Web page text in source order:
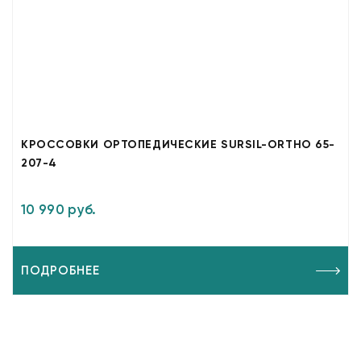
КРОССОВКИ ОРТОПЕДИЧЕСКИЕ SURSIL-ORTHO 65-
207-4
10 990 руб.
ПОДРОБНЕЕ